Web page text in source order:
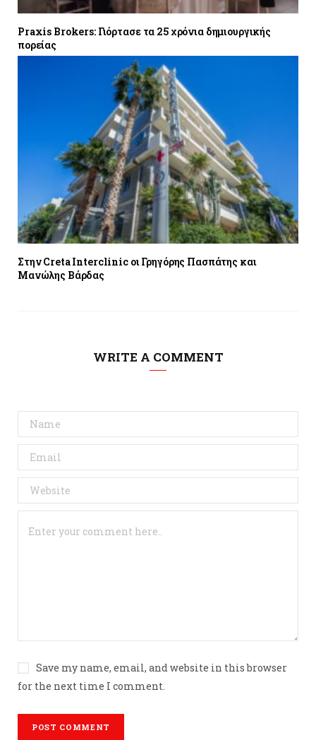
Praxis Brokers: Γιόρτασε τα 25 χρόνια δημιουργικής
πορείας
Στην Creta Interclinic οι Γρηγόρης Πασπάτης και
Μανώλης Βάρδας
WRITE A COMMENT
Save my name, email, and website in this browser
for the next time I comment.